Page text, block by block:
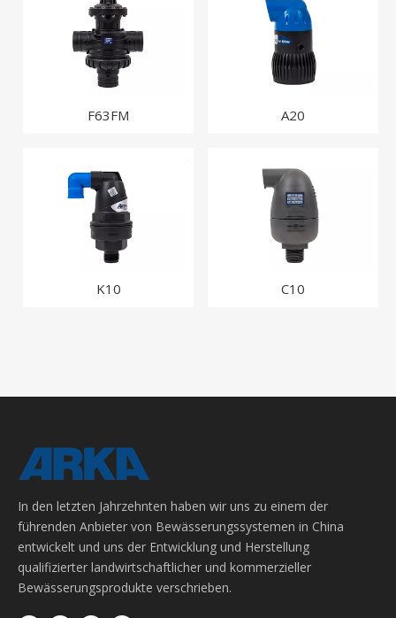
F63FM A20
K10 C10
In den letzten Jahrzehnten haben wir uns zu einem der
führenden Anbieter von Bewässerungssystemen in China
entwickelt und uns der Entwicklung und Herstellung
qualifizierter landwirtschaftlicher und kommerzieller
Bewässerungsprodukte verschrieben.